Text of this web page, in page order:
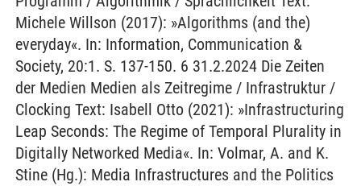
Michele Willson (2017): »Algorithms (and the)
everyday«. In: Information, Communication &
Society, 20:1. S. 137-150. 6 31.2.2024 Die Zeiten
der Medien Medien als Zeitregime / Infrastruktur /
Clocking Text: Isabell Otto (2021): »Infrastructuring
Leap Seconds: The Regime of Temporal Plurality in
Digitally Networked Media«. In: Volmar, A. and K.
Stine (Hg.): Media Infrastructures and the Politics